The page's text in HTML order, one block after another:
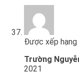
Được xếp hạng
Trường
2021